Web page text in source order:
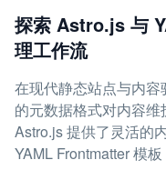
探索 Astro.js 与
理工作流
在现代静态站点与内
的元数据格式对内容维
Astro.js 提供了灵活的
YAML Frontmatter 模